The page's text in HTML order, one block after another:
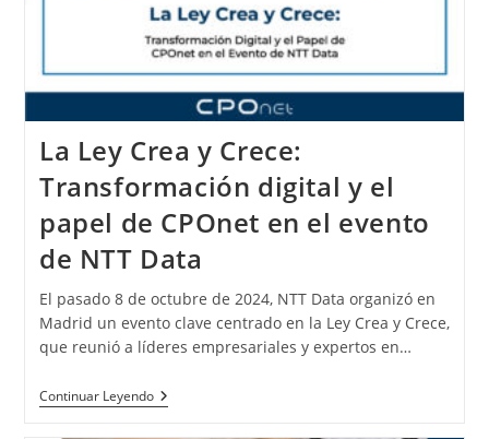
La Ley Crea y Crece:
Transformación digital y el
papel de CPOnet en el evento
de NTT Data
El pasado 8 de octubre de 2024, NTT Data organizó en
Madrid un evento clave centrado en la Ley Crea y Crece,
que reunió a líderes empresariales y expertos en…
Continuar Leyendo